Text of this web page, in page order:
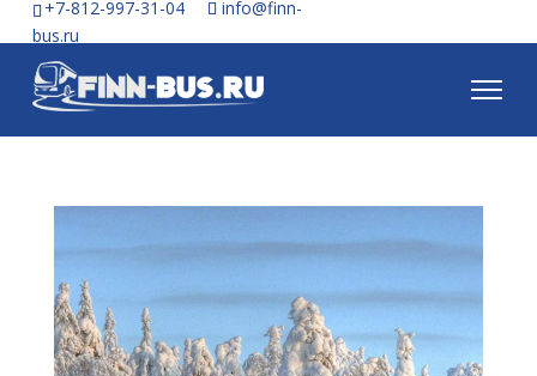
+7-812-997-31-04
info@finn-
bus.ru